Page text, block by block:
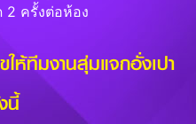
2 ครั้งต่อห้อง
ห้ทีมงานสุ่มแจกอั่งเปา
นี้